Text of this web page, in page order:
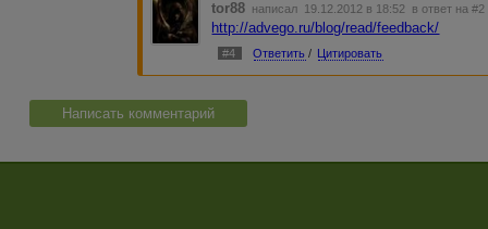
tor88 написал 19.12.2012 в 18:52 в ответ на #2
http://advego.ru/blog/read/feedback/
#4 Ответить / Цитировать
Написать комментарий